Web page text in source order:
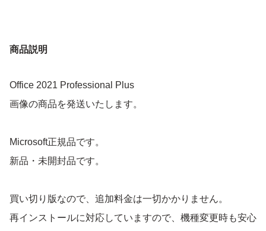
商品説明
Office 2021 Professional Plus
画像の商品を発送いたします。
Microsoft正規品です。
新品・未開封品です。
買い切り版なので、追加料金は一切かかりません。
再インストールに対応していますので、機種変更時も安心